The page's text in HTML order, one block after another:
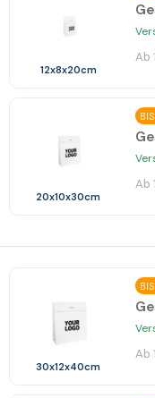
12x8x20cm
Ab
20x10x30cm
Ab
30x12x40cm
Ab